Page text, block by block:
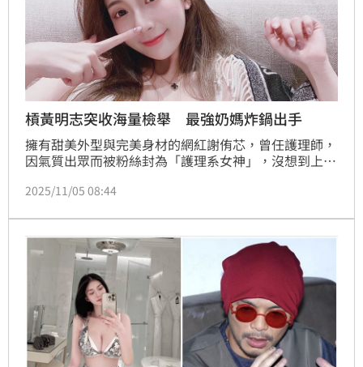
槓黃明志突收海量檢舉 最強奶媽炸鍋出手
擁有甜美外型與完美身材的網紅謝侑芯，曾任護理師，
因氣質出眾而被粉絲封為「護理系女神」，沒想到上月
案，《星洲網》則報導謝侑芯遺體在浴缸，但地上跟浴
透露收到大量檢舉。
2025/11/05 08:44